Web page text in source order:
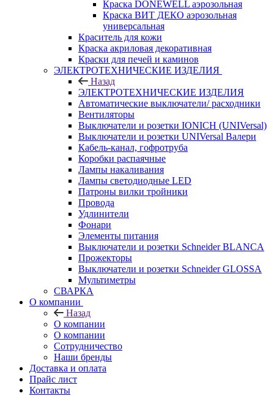
Краска DONEWELL аэрозольная
Краска ВИТ ДЕКО аэрозольная
универсальная
Краситель для кожи
Краска акриловая декоративная
Краски для печей и каминов
ЭЛЕКТРОТЕХНИЧЕСКИЕ ИЗДЕЛИЯ
Назад
ЭЛЕКТРОТЕХНИЧЕСКИЕ ИЗДЕЛИЯ
Автоматические выключатели/ расходники
Вентиляторы
Выключатели и розетки IONICH (UNIVersal)
Выключатели и розетки UNIVersal Валери
Кабель-канал, гофротруба
Коробки распаячные
Лампы накаливания
Лампы светодиодные LED
Патроны вилки тройники
Провода
Удлинители
Фонари
Элементы питания
Выключатели и розетки Schneider BLANCA
Прожекторы
Выключатели и розетки Schneider GLOSSA
Мультиметры
СВАРКА
О компании
Назад
О компании
О компании
Сотрудничество
Наши бренды
Доставка и оплата
Прайс лист
Контакты